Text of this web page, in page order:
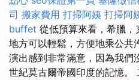
司 搬家費用 打掃阿姨 打掃阿
buffet 從低預算來看，希臘
地方可以輕鬆，方便地乘公共
演出感到非常滿意，因為我們
世紀莫古爾帝國印度的記憶。